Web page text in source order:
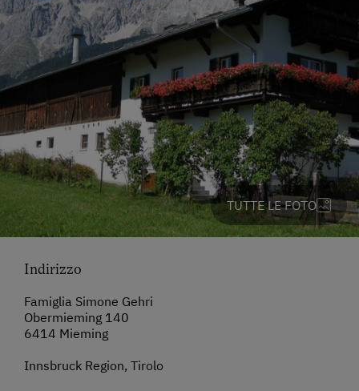
TUTTE LE FOTO
Indirizzo
Famiglia Simone Gehri
Obermieming 140
6414 Mieming
Innsbruck Region, Tirolo